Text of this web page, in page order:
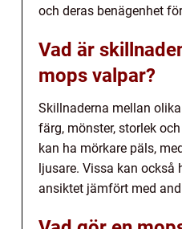
och deras benägenhet
Vad är
mops valpar?
Skillnaderna mellan
färg, mönster, storlek
kan ha mörkare päls,
ljusare. Vissa kan också
ansiktet jämfört med